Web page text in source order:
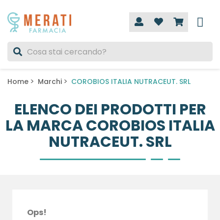
Home Marchi COROBIOS ITALIA NUTRACEUT. SRL
ELENCO DEI PRODOTTI PER
LA MARCA COROBIOS ITALIA
NUTRACEUT. SRL
Ops!